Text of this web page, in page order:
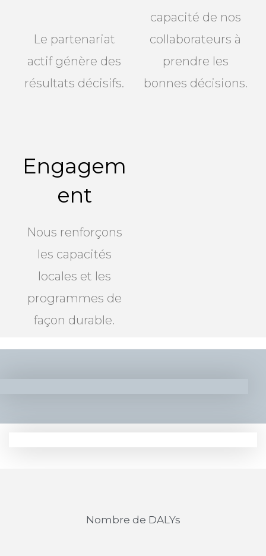
Le partenariat
actif génère des
résultats décisifs.
capacité de nos
collaborateurs à
prendre les
bonnes décisions.
Engagem
ent
Nous renforçons
les capacités
locales et les
programmes de
façon durable.
Nombre de DALYs